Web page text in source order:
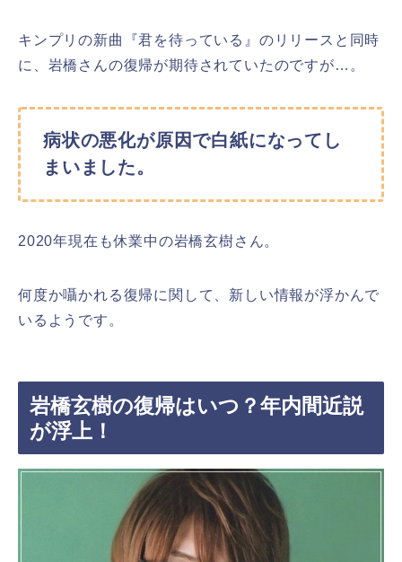
キンプリの新曲『君を待っている』のリリースと同時
に、岩橋さんの復帰が期待されていたのですが…。
病状の悪化が原因で白紙になってし
まいました。
2020年現在も休業中の岩橋玄樹さん。
何度か囁かれる復帰に関して、新しい情報が浮かんで
いるようです。
岩橋玄樹の復帰はいつ？年内間近説
が浮上！